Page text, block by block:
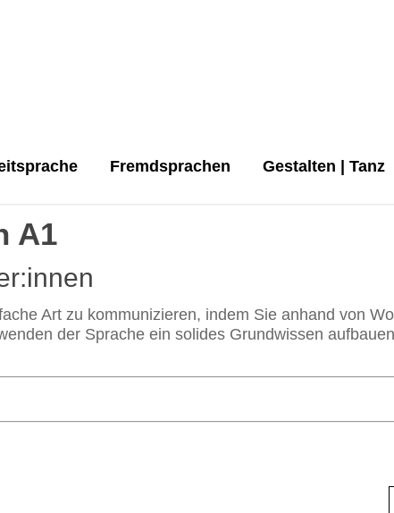
Fremdsprachen Gestalten | Tanz
A1
Art zu kommunizieren, indem Sie anhand von
der Sprache ein solides Grundwissen